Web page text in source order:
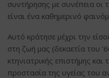
συντήρησης με συνέπεια οι
είναι ένα καθημερινό
Aυτό κράτησε μέχρι την
στη ζωή μας (δεκαετία του
κτηνιατρικής επιστήμης
προστασία της υγείας του